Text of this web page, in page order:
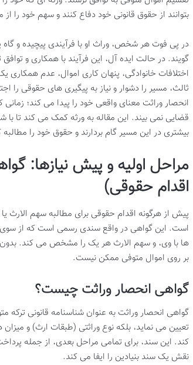
بتوانند از حقوق قانونی خود دفاع کنند و سهم خود را
در پی فوت هر شخص، وراث او با فرآیندی پیچیده و
گویند. در حالت ایده آل، این فرآیند با همکاری و
اختلافات خانوادگی، پنهان کاری اموال، عدم
ثالث، مسیر را دشوار و نیاز به پیگیری های حقوقی را
انحصار وراثت معنای واقعی خود را پیدا می کند؛
قضایی نمی بیند. این مقاله به ورثه کمک می کند تا با
بیشتری در این مسیر گام بردارند و حقوق خود را مطالبه
مراحل اولیه و پیش نیازها:
اقدام حقوقی)
پیش از هرگونه اقدام حقوقی برای مطالبه سهم الارث
است. این گواهی در واقع سندی رسمی است که از
ها با وی، و سهم الارث هر یک را مشخص می کند. بدون
بر روی اموال متوفی ممکن نیست.
گواهی انحصار وراثت چیست؟
گواهی انحصار وراثت به عنوان شناسنامه قانونی
تعیین می نماید، بلکه نوع وراثتی (طبقات ارث) و
کند. این سند، برای تمامی مراحل بعدی، از جمله
نقش یک سند بنیادین را ایفا می کند.